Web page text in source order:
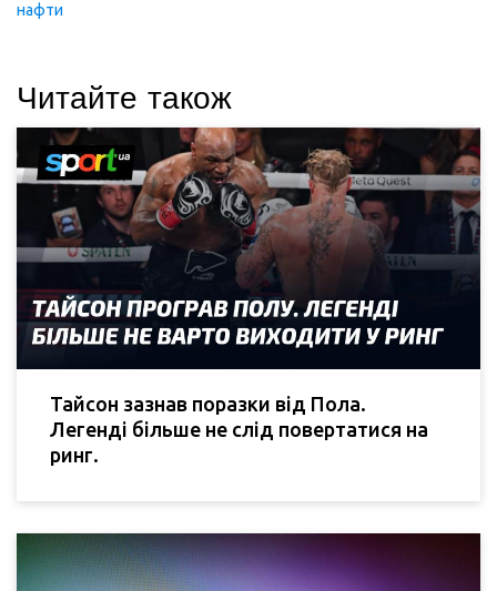
нафти
Читайте також
Тайсон зазнав поразки від Пола.
Легенді більше не слід повертатися на
ринг.